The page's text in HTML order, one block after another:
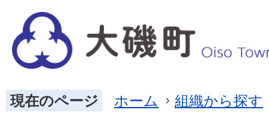
現在のページ ホーム 組織から探す